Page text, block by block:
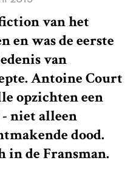
van het
en was de eerste
van
Antoine Court
opzichten een
niet alleen
dood.
in de Fransman.